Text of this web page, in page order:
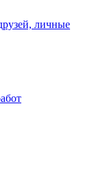
личные